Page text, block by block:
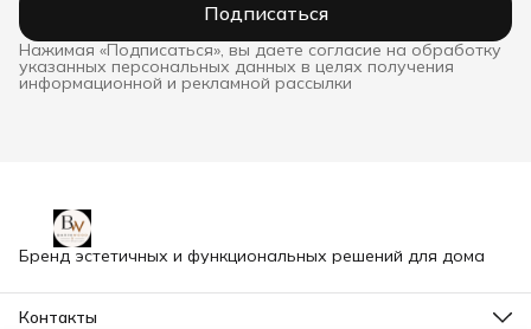
Подписаться
Нажимая «Подписаться», вы даете согласие на обработку
указанных персональных данных в целях получения
информационной и рекламной рассылки
Бренд эстетичных и функциональных решений для дома
Контакты